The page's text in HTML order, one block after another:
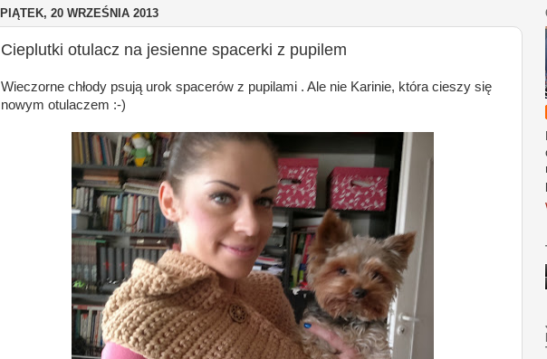
PIĄTEK, 20 WRZEŚNIA 2013
Cieplutki otulacz na jesienne spacerki z pupilem
Wieczorne chłody psują urok spacerów z pupilami . Ale nie Karinie, która cieszy się
nowym otulaczem :-)